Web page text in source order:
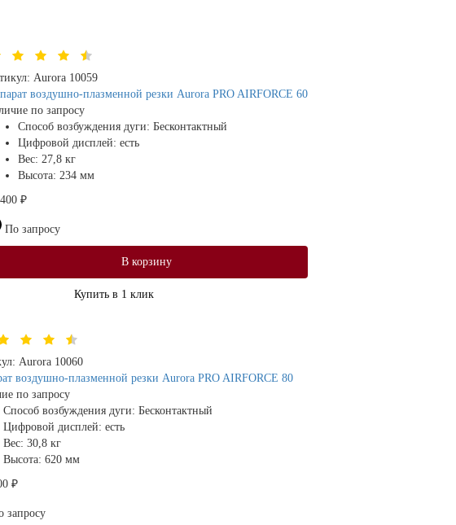
Aurora 10059
воздушно-плазменной резки Aurora PRO AIRFORCE 60
по запросу
Способ возбуждения дуги: Бесконтактный
Цифровой дисплей: есть
Вес: 27,8 кг
Высота: 234 мм
₽
По запросу
В корзину
Купить в 1 клик
Aurora 10060
воздушно-плазменной резки Aurora PRO AIRFORCE 80
по запросу
Способ возбуждения дуги: Бесконтактный
Цифровой дисплей: есть
Вес: 30,8 кг
Высота: 620 мм
₽
запросу